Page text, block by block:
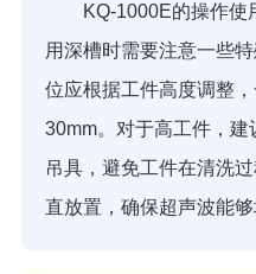
KQ-1000E的操作使
用深槽时需要注意一些
位应根据工件高度调整
30mm。对于高工件，
吊具，避免工件在清洗
直放置，确保超声波能够